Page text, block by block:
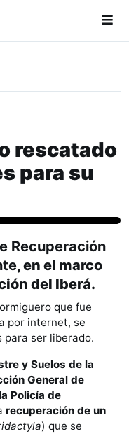
rescatado
para su
Recuperación
, en el marco
del Iberá.
que fue
por internet, se
para ser liberado.
y Suelos de la
General de
Policía de
recuperación de un
) que se